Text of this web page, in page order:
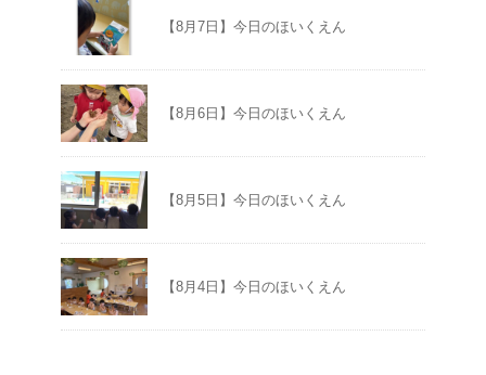
【8月7日】今日のほいくえん
【8月6日】今日のほいくえん
【8月5日】今日のほいくえん
【8月4日】今日のほいくえん